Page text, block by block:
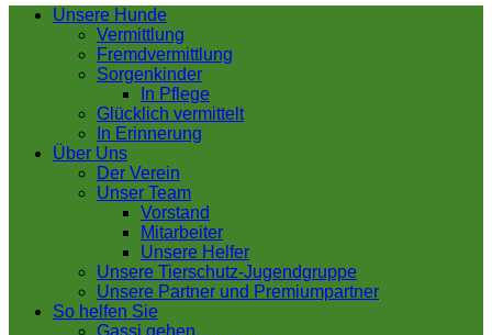
Unsere Hunde
Vermittlung
Fremdvermittlung
Sorgenkinder
In Pflege
Glücklich vermittelt
In Erinnerung
Über Uns
Der Verein
Unser Team
Vorstand
Mitarbeiter
Unsere Helfer
Unsere Tierschutz-Jugendgruppe
Unsere Partner und Premiumpartner
So helfen Sie
Gassi gehen